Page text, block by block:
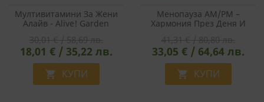
Мултивитамини За Жени
Алайв - Alive! Garden
18,01 € / 35,22 лв.
 КУПИ
Менопауза AM/PM –
Хармония През Деня И
33,05 € / 64,64 лв.
 КУПИ